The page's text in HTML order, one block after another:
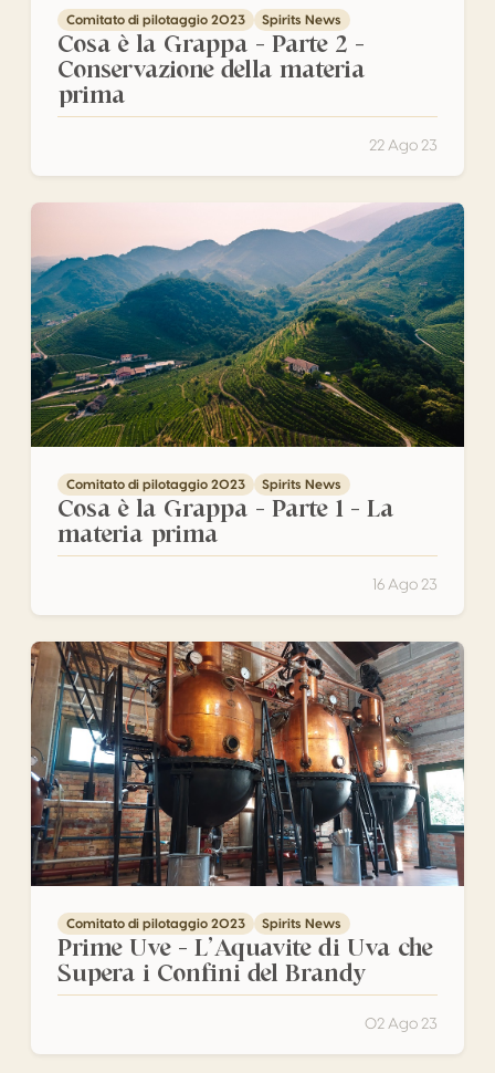
Comitato di pilotaggio 2023 Spirits News
Cosa è la Grappa – Parte 2 –
Conservazione della materia
prima
22 Ago 23
Cosa è la Grappa – Parte 1 – La materia prima
Comitato di pilotaggio 2023 Spirits News
Cosa è la Grappa – Parte 1 – La
materia prima
16 Ago 23
Prime Uve – L’Aquavite di Uva che Supera i Confini del
Comitato di pilotaggio 2023 Spirits News
Prime Uve – L’Aquavite di Uva che
Supera i Confini del Brandy
02 Ago 23